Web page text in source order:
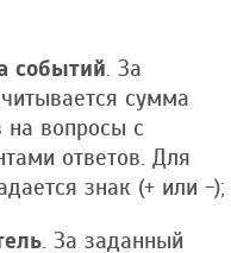
событий . За
сумма
на вопросы с
ответов. Для
знак (+ или -);
. За заданный